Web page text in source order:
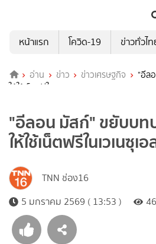
หน้าแรก
โควิด-19 ข่าวทั่วไท
อ่าน ข่าว ข่าวเศรษฐกิจ
"อีล
ให้ใช้เน็ตฟรีในเวเนซุเอลา
"อีลอน มัสก์" ขยับบท
ให้ใช้เน็ตฟรีในเวเนซุเอ
TNN ช่อง16
5 มกราคม 2569 ( 13:53 )
46